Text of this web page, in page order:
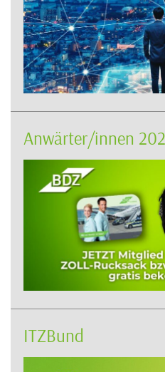
Anwärter/innen
ITZBund